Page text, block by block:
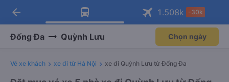
Tải app Vexere ngay!
Nhận ưu đãi thành viên độc
Mở app
Tải app Vexere
-30k/ghế khi đặt vé máy bay qua
Mở app
arrow_back 1.508k -30k
Đống Đa Quỳnh Lưu Chọn ngày
Vé xe khách xe đi từ Hà Nội xe đi Quỳnh Lưu từ Đống Đa